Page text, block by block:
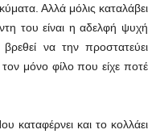
Αλλά μόλις καταλάβει
του είναι η αδελφή ψυχή
να την προστατεύει
μόνο φίλο που είχε ποτέ
καταφέρνει και το κολλάει